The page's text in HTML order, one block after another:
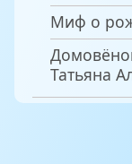
Миф о
Татьяна